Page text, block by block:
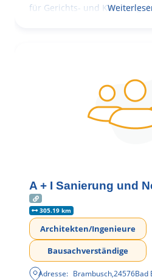
für Gerichts- und
A + I Sanierung und
305.19 km
Architekten/Ingenieure
Bausachverständige
Adresse: Brambusch,24576Bad